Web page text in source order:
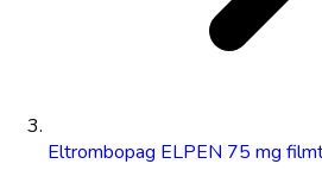
Eltrombopag ELPEN 75 mg